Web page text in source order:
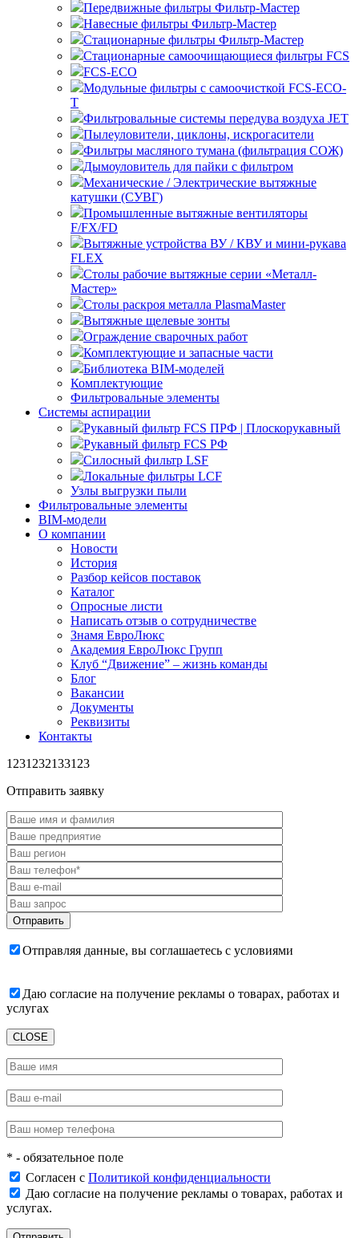
Передвижные
Навесные
Стационарные
Стационарные самоочищающиеся
FCS
FCS-ECO
Модульные
с самоочисткой FCS-ECO-
T
Фильтровальные системы передува воздуха JET
Пылеуловители, циклоны, искрогасители
Фильтры масляного тумана (фильтрация СОЖ)
Дымоуловитель для пайки с фильтром
Механические / Электрические вытяжные
катушки (СУВГ)
Промышленные вытяжные вентиляторы
F/FX/FD
Вытяжные устройства ВУ / КВУ и мини-рукава
FLEX
Столы рабочие вытяжные серии «Металл-
Мастер»
Столы раскроя металла PlasmaMaster
Вытяжные щелевые зонты
Ограждение сварочных работ
Комплектующие и запасные части
Библиотека BIM-моделей
Комплектующие
Фильтровальные элементы
Системы аспирации
Рукавный фильтр FCS ПРФ | Плоскорукавный
Рукавный фильтр FCS РФ
Силосный фильтр LSF
Локальные фильтры LCF
Узлы выгрузки пыли
Фильтровальные элементы
BIM-модели
О компании
Новости
История
Разбор кейсов поставок
Каталог
Опросные листи
Написать отзыв о сотрудничестве
Знамя ЕвроЛюкс
Академия ЕвроЛюкс Групп
Клуб “Движение” – жизнь команды
Блог
Вакансии
Документы
Реквизиты
Контакты
1231232133123
Отправить заявку
Отправляя данные, вы соглашаетесь с условиями
Даю согласие на получение рекламы о товарах, работах и
услугах
CLOSE
* - обязательное поле
Согласен с Политикой конфиденциальности
Даю согласие на получение рекламы о товарах, работах и
услугах.